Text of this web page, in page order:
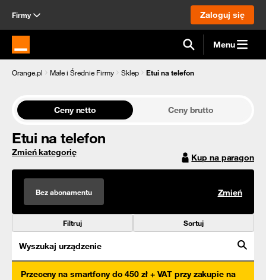
Firmy Zaloguj się
Strona główna Orange.pl Menu
Orange.pl Małe i Średnie Firmy Sklep Etui na telefon
Ceny netto Ceny brutto
Etui na telefon
Zmień kategorię Kup na paragon
Bez abonamentu Zmień
Filtruj Sortuj
Wyszukaj urządzenie
Przeceny na smartfony do 450 zł + VAT przy zakupie na